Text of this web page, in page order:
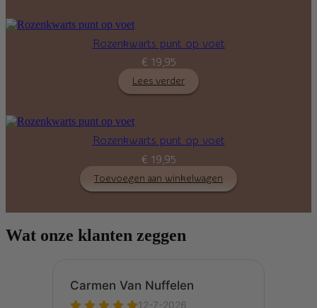
Rozenkwarts punt op voet
€ 19,95
Lees verder
Rozenkwarts punt op voet
€ 19,95
Toevoegen aan winkelwagen
Wat onze klanten zeggen